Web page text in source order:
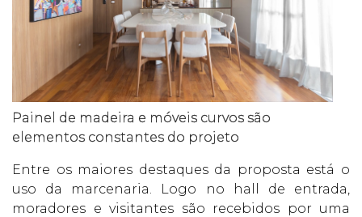
Painel de madeira e móveis curvos são
elementos constantes do projeto
Entre os maiores destaques da proposta está o
uso da marcenaria. Logo no hall de entrada,
moradores e visitantes são recebidos por uma